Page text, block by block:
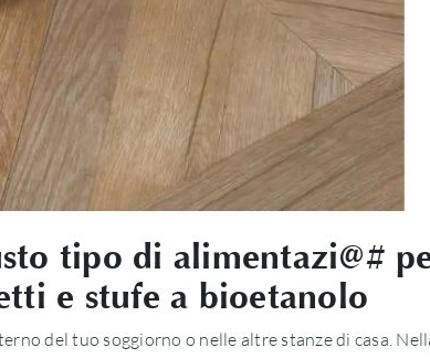
tipo di alimentazi@#
e stufe a bioetanolo
del tuo soggiorno o nelle altre stanze di casa.